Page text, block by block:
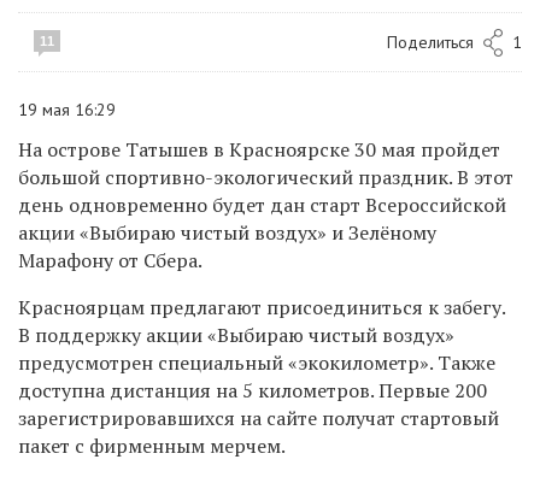
11 Поделиться 1
19 мая 16:29
На острове Татышев в Красноярске 30 мая пройдет
большой спортивно-экологический праздник. В этот
день одновременно будет дан старт Всероссийской
акции «Выбираю чистый воздух» и Зелёному
Марафону от Сбера.
Красноярцам предлагают присоединиться к забегу.
В поддержку акции «Выбираю чистый воздух»
предусмотрен специальный «экокилометр». Также
доступна дистанция на 5 километров. Первые 200
зарегистрировавшихся на сайте получат стартовый
пакет с фирменным мерчем.